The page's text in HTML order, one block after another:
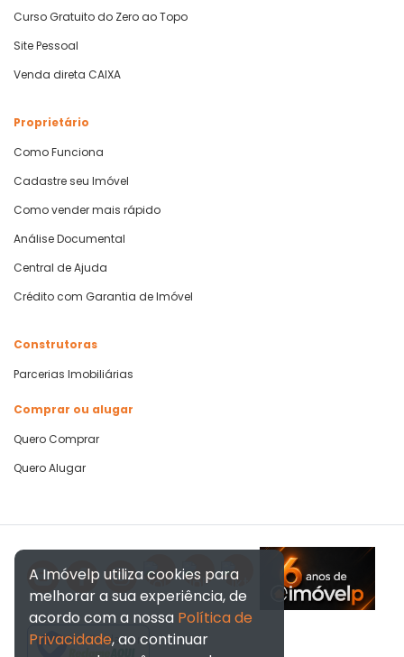
Curso Gratuito do Zero ao Topo
Site Pessoal
Venda direta CAIXA
Proprietário
Como Funciona
Cadastre seu Imóvel
Como vender mais rápido
Análise Documental
Central de Ajuda
Crédito com Garantia de Imóvel
Construtoras
Parcerias Imobiliárias
Comprar ou alugar
Quero Comprar
Quero Alugar
Verificada por
A Imóvelp utiliza cookies para
melhorar a sua experiência, de
acordo com a nossa Política de
Privacidade, ao continuar